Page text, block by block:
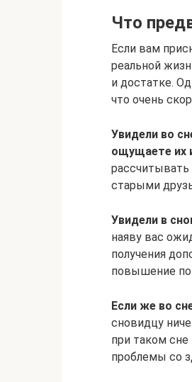
Что
Если вам
реальной
и достатке.
что очень
Увидели во
ощущаете их
рассчитывать
старыми
Увидели в
наяву вас
получения
повышение по
Если же во
сновидцу
при таком
проблемы со